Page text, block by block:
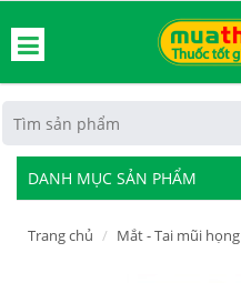
DANH MỤC SẢN PHẨM
Trang chủ Mắt - Tai mũi họng